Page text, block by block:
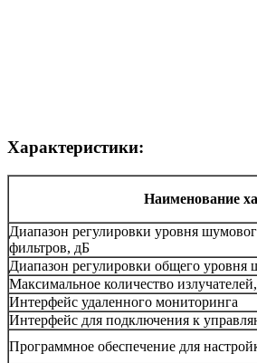
Характеристики:
Наименование
Диапазон регулировки уровня
фильтров, дБ
Диапазон регулировки общего уровня
Максимальное количество
Интерфейс удаленного мониторинга
Интерфейс для подключения к
Программное обеспечение для